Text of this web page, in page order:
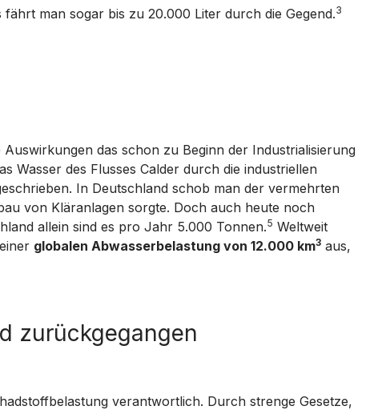
man sogar bis zu 20.000 Liter durch die Gegend.3
Auswirkungen das schon zu Beginn der Industrialisierung
Wasser des Flusses Calder durch die industriellen
In Deutschland schob man der vermehrten
von Kläranlagen sorgte. Doch auch heute noch
allein sind es pro Jahr 5.000 Tonnen.5 Weltweit
globalen Abwasserbelastung von 12.000 km3 aus,
zurückgegangen
verantwortlich. Durch strenge Gesetze,